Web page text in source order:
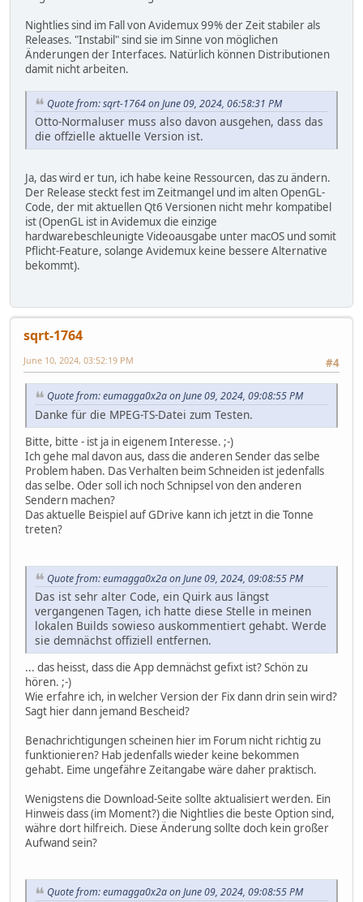
Nightlies sind im Fall von Avidemux 99% der Zeit stabiler als
Releases. "Instabil" sind sie im Sinne von möglichen
Änderungen der Interfaces. Natürlich können Distributionen
damit nicht arbeiten.
Quote from: sqrt-1764 on June 09, 2024, 06:58:31 PM
Otto-Normaluser muss also davon ausgehen, dass das
die offzielle aktuelle Version ist.
Ja, das wird er tun, ich habe keine Ressourcen, das zu ändern.
Der Release steckt fest im Zeitmangel und im alten OpenGL-
Code, der mit aktuellen Qt6 Versionen nicht mehr kompatibel
ist (OpenGL ist in Avidemux die einzige
hardwarebeschleunigte Videoausgabe unter macOS und somit
Pflicht-Feature, solange Avidemux keine bessere Alternative
bekommt).
sqrt-1764
#4
June 10, 2024, 03:52:19 PM
Quote from: eumagga0x2a on June 09, 2024, 09:08:55 PM
Danke für die MPEG-TS-Datei zum Testen.
Bitte, bitte - ist ja in eigenem Interesse. ;-)
Ich gehe mal davon aus, dass die anderen Sender das selbe
Problem haben. Das Verhalten beim Schneiden ist jedenfalls
das selbe. Oder soll ich noch Schnipsel von den anderen
Sendern machen?
Das aktuelle Beispiel auf GDrive kann ich jetzt in die Tonne
treten?
Quote from: eumagga0x2a on June 09, 2024, 09:08:55 PM
Das ist sehr alter Code, ein Quirk aus längst
vergangenen Tagen, ich hatte diese Stelle in meinen
lokalen Builds sowieso auskommentiert gehabt. Werde
sie demnächst offiziell entfernen.
... das heisst, dass die App demnächst gefixt ist? Schön zu
hören. ;-)
Wie erfahre ich, in welcher Version der Fix dann drin sein wird?
Sagt hier dann jemand Bescheid?
Benachrichtigungen scheinen hier im Forum nicht richtig zu
funktionieren? Hab jedenfalls wieder keine bekommen
gehabt. Eime ungefähre Zeitangabe wäre daher praktisch.
Wenigstens die Download-Seite sollte aktualisiert werden. Ein
Hinweis dass (im Moment?) die Nightlies die beste Option sind,
währe dort hilfreich. Diese Änderung sollte doch kein großer
Aufwand sein?
Quote from: eumagga0x2a on June 09, 2024, 09:08:55 PM